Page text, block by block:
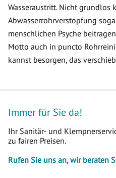
Wasseraustritt. Nicht grundlos
Abwasserrohrverstopfung
menschlichen Psyche
Motto auch in puncto
kannst besorgen, das
Immer für Sie da!
Ihr Sanitär- und
zu fairen Preisen.
Rufen Sie uns an, wir beraten